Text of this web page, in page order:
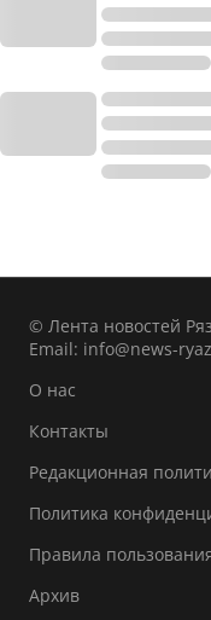
© Лента новостей
Email: info@news-
О нас
Контакты
Редакционная
Политика
Правила
Архив